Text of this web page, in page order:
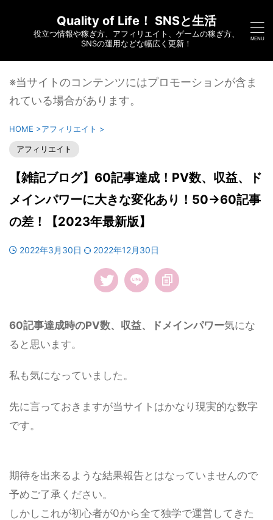
Quality of Life！ SNSと生活
役立つ情報や稼ぎ方、アフィリエイト、ゲームの稼ぎ方、
SNSの運用などな幅広く更新！
※当サイトのコンテンツにはプロモーションが含ま
れている場合があります。
HOME >アフィリエイト >
アフィリエイト
【雑記ブログ】60記事達成！PV数、収益、ド
メインパワーに大きな変化あり！50→60記事
の差！【2023年最新版】
2022年3月30日 2022年12月30日
60記事達成時のPV数、収益、ドメインパワー気にな
ると思います。
私も気になっていました。
先に言っておきますが当サイトはかなり現実的な数字
です。
期待を出来るような結果報告とはなっていませんので
予めご了承ください。
しかしこれが初心者が0から全て独学で運営してきた